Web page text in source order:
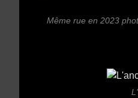
Même rue en 2023